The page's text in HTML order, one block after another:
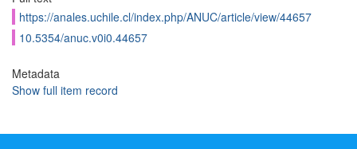
https://anales.uchile.cl/index.php/ANUC/article/view/44657
10.5354/anuc.v0i0.44657
Metadata
Show full item record